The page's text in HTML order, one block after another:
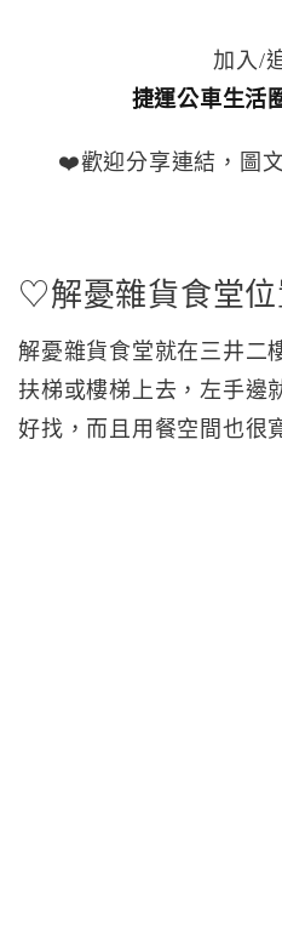
加入/
捷運公車生活
❤️歡迎分享連結，圖
♡解憂雜貨食堂
解憂雜貨食堂就在三井二
扶梯或樓梯上去，左手邊
好找，而且用餐空間也很